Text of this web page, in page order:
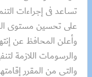
تساعد فى إجراءات
على تحسين مستوى
وأعلن المحافظ عن
والرسومات اللازمة